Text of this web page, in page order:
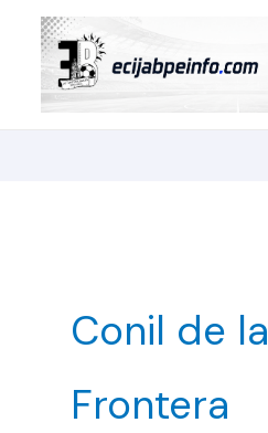
contenido
Conil de la
Frontera